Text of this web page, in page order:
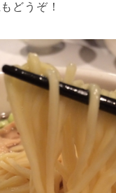
どうぞ！